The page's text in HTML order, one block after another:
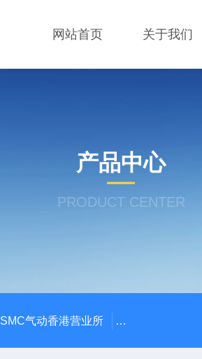
网站首页 关于我们
产品中心
PRODUCT CENTER
SMC气动香港营业所 PAX1212-